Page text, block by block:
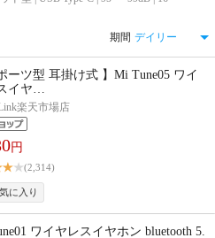
期間
ーツ型 耳掛け式 】Mi Tune05 ワイ
イヤ…
楽天市場店
円
(2,314)
ワイヤレスイヤホン bluetooth 5.